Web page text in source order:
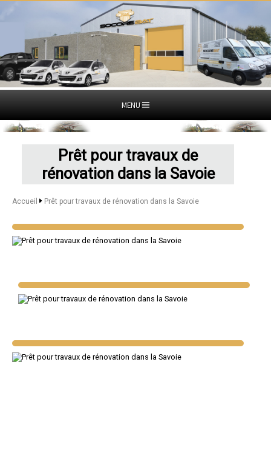
MENU
Prêt pour travaux de
rénovation dans la Savoie
Accueil Prêt pour travaux de rénovation dans la Savoie